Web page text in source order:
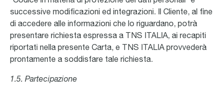
successive modificazioni ed integrazioni. Il Cliente, al fine
di accedere alle informazioni che lo riguardano, potrà
presentare richiesta espressa a TNS ITALIA, ai recapiti
riportati nella presente Carta, e TNS ITALIA provvederà
prontamente a soddisfare tale richiesta.
1.5. Partecipazione